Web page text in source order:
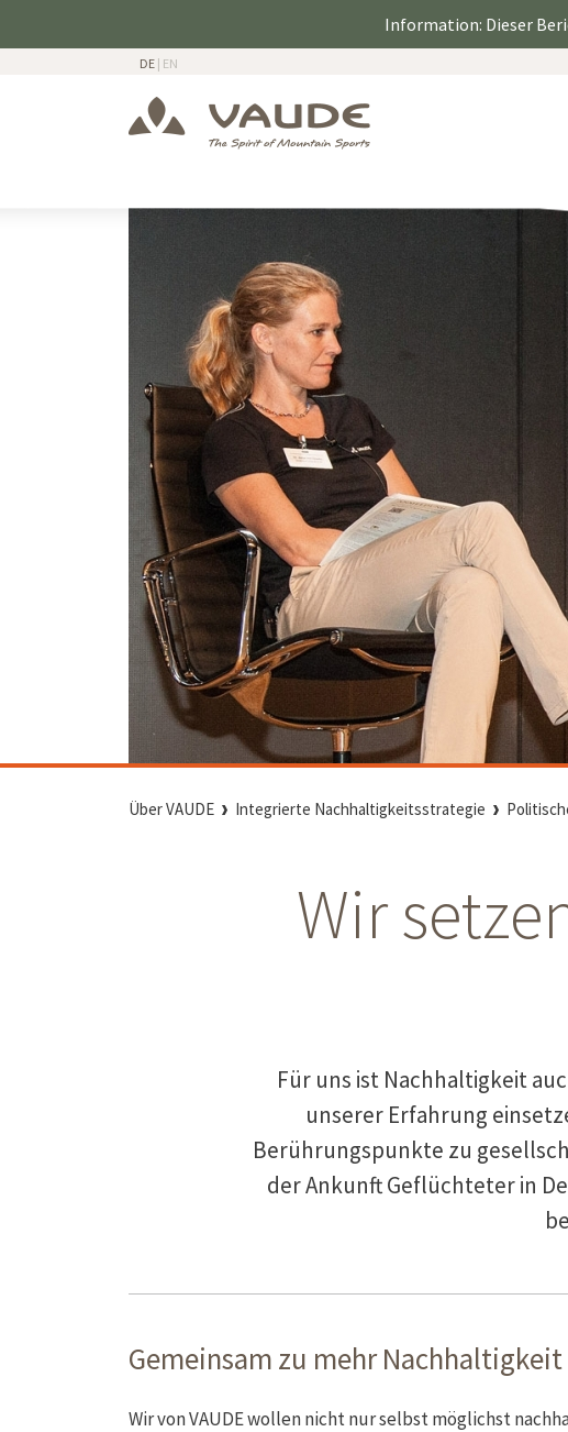
Information: Dieser
DE | EN
Über VAUDE Integrierte Nachhaltigkeitsstrategie
Wir
Für uns ist Nachhaltigkeit
unserer Erfahrung
Berührungspunkte zu
der Ankunft Geflüchteter in
Gemeinsam zu mehr Nachhaltigkeit
Wir von VAUDE wollen nicht nur selbst möglichst